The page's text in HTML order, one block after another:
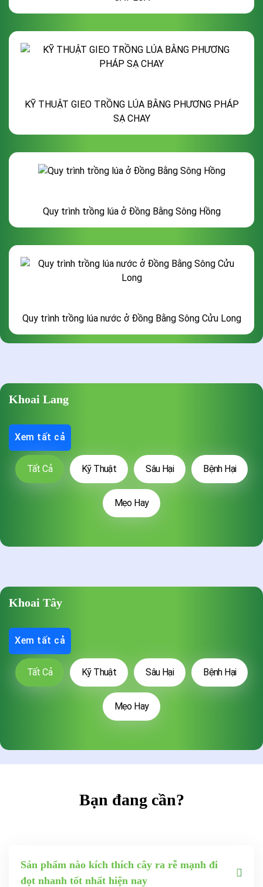
KỸ THUẬT GIEO TRỒNG LÚA BẰNG PHƯƠNG PHÁP
SẠ CHAY
Quy trình trồng lúa ở Đồng Bằng Sông Hồng
Quy trình trồng lúa nước ở Đồng Bằng Sông Cửu Long
Khoai Lang
Xem tất cả
Tất Cả Kỹ Thuật Sâu Hại Bệnh Hại
Mẹo Hay
Khoai Tây
Xem tất cả
Tất Cả Kỹ Thuật Sâu Hại Bệnh Hại
Mẹo Hay
Bạn đang cần?
Sản phẩm nào kích thích cây ra rễ mạnh đi
đọt nhanh tốt nhất hiện nay